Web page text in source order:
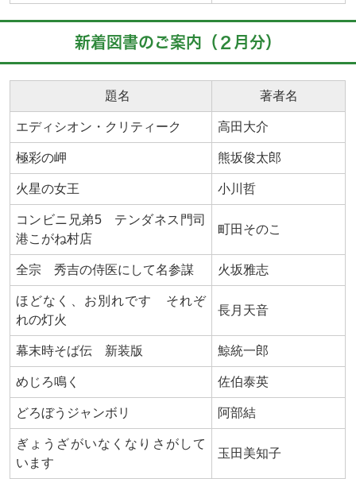
新着図書のご案内（２月分）
題名 著者名
エディシオン・クリティーク 高田大介
極彩の岬 熊坂俊太郎
火星の女王 小川哲
コンビニ兄弟5 テンダネス門司
港こがね村店
町田そのこ
全宗 秀吉の侍医にして名参謀 火坂雅志
ほどなく、お別れです それぞ
れの灯火
長月天音
幕末時そば伝 新装版 鯨統一郎
めじろ鳴く 佐伯泰英
どろぼうジャンボリ 阿部結
ぎょうざがいなくなりさがして
います
玉田美知子